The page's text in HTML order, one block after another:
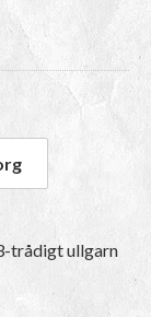
Myrmark
trådigt ullgarn